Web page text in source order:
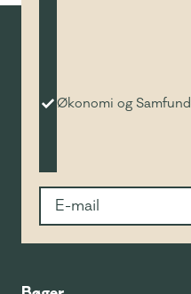
Økonomi og Samfund